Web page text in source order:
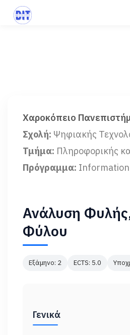
Χαροκόπειο
Σχολή: Ψηφιακής
Τμήμα: Πληροφορικής
Πρόγραμμα:
Ανάλυση
Φύλου
Εξάμηνο: 2 ECTS: 5.0
Γενικά